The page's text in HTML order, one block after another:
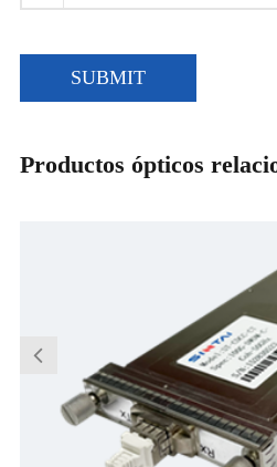
SUBMIT
Productos ópticos